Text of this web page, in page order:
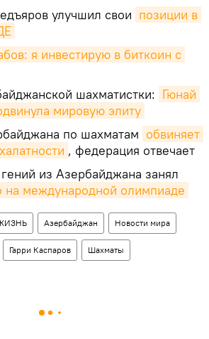
улучшил свои позиции в
я инвестирую в биткоин с
шахматистки: Гюнай
мировую элиту
по шахматам обвиняет
, федерация отвечает
из Азербайджана занял
на международной олимпиаде
Азербайджан Новости мира
Гарри Каспаров Шахматы